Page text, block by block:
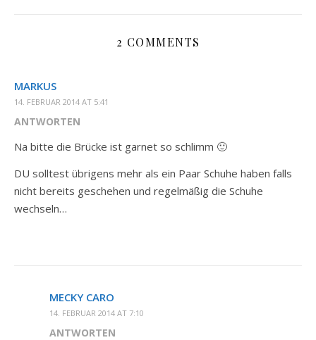
2 COMMENTS
MARKUS
14. FEBRUAR 2014 AT 5:41
ANTWORTEN
Na bitte die Brücke ist garnet so schlimm 🙂
DU solltest übrigens mehr als ein Paar Schuhe haben falls
nicht bereits geschehen und regelmäßig die Schuhe
wechseln…
MECKY CARO
14. FEBRUAR 2014 AT 7:10
ANTWORTEN